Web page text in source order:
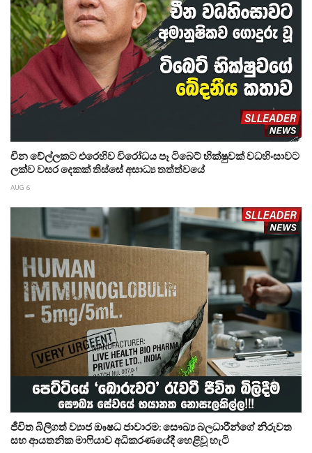
චීන වේල්ලකට එරෙහිව විරෝධය පෑ ටිබෙට් භික්ෂුවක් වධහිංසාවට
ලක්ව වසර දෙකක් තිස්සේ අසාධ්‍ය තත්ත්වයේ
AUG 6
ජීවිත බිලිගත් ව්‍යාජ ඖෂධ ජාවාරම: සෞඛ්‍ය බලධාරීන්ගේ නිරුවත
සහ ආයතනික මාෆියාව අධිකරණයේදී හෙළිවූ හැටි